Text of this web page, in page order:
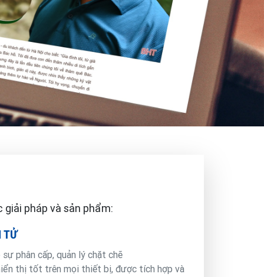
pháp và sản phẩm:
TỬ
phân cấp, quản lý chặt chẽ
thị tốt trên mọi thiết bị, được tích hợp và